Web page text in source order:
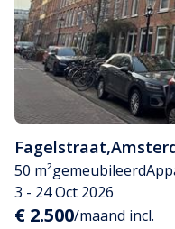
Fagelstraat,
50 m²gemeubileerd
3 - 24 Oct 2026
€ 2.500/maand incl.